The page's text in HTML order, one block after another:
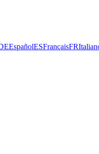
EspañolESFrançaisFR